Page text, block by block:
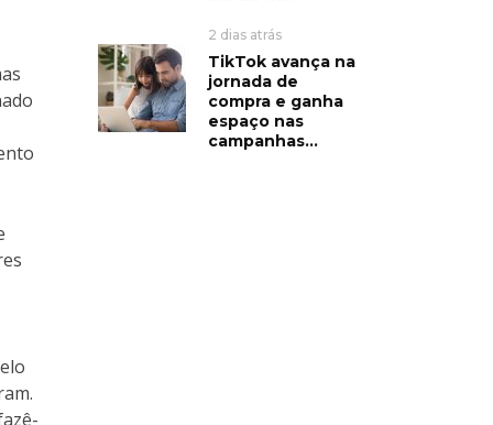
2 dias atrás
TikTok avança na
jornada de
compra e ganha
espaço nas
campanhas...